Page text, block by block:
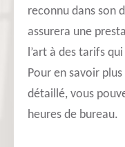
reconnu dans son
assurera une
l’art à des tarifs
Pour en savoir
détaillé, vous
heures de bureau.